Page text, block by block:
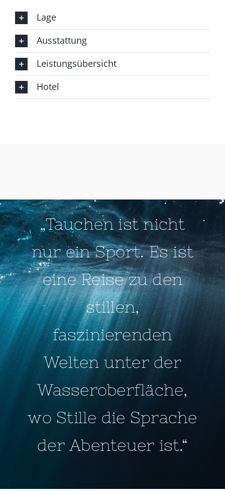
Lage
Ausstattung
Leistungsübersicht
Hotel
„Tauchen ist nicht
nur ein Sport. Es ist
eine Reise zu den
stillen,
faszinierenden
Welten unter der
Wasseroberfläche,
wo Stille die Sprache
der Abenteuer ist.“